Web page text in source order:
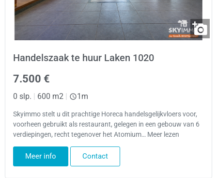
Handelszaak te huur Laken 1020
7.500 €
0 slp. | 600 m2 | 1m
Skyimmo stelt u dit prachtige Horeca handelsgelijkvloers voor,
voorheen gebruikt als restaurant, gelegen in een gebouw van 6
verdiepingen, recht tegenover het Atomium… Meer lezen
Meer info Contact